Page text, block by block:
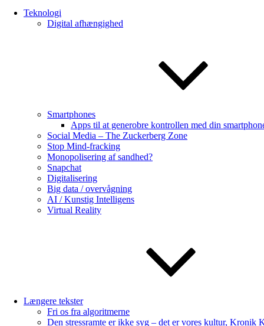
Teknologi
Digital afhængighed
Smartphones
Apps til at generobre kontrollen med din
Social Media – The Zuckerberg Zone
Stop Mind-fracking
Monopolisering af sandhed?
Snapchat
Digitalisering
Big data / overvågning
AI / Kunstig Intelligens
Virtual Reality
Længere tekster
Fri os fra algoritmerne
Den stressramte er ikke syg – det er vores kultur, Kronik